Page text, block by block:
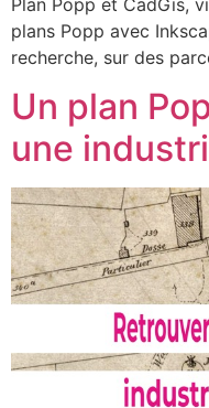
plans Popp avec
recherche, sur des
Un plan
une